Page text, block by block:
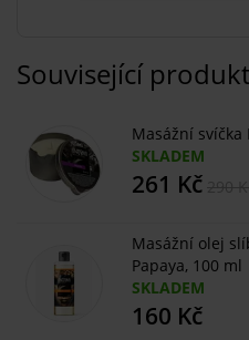
Související
Masážní svíčka
SKLADEM
261 Kč
Masážní olej
Papaya, 100 ml
SKLADEM
160 Kč